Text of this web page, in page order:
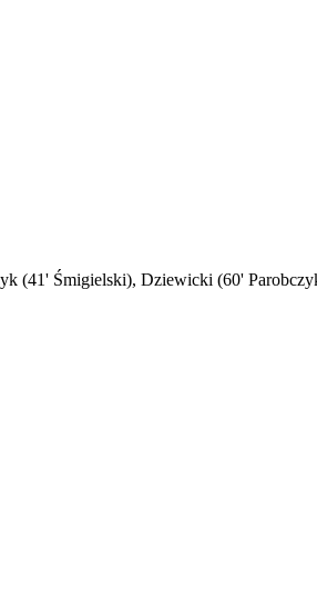
Śmigielski), Dziewicki (60'